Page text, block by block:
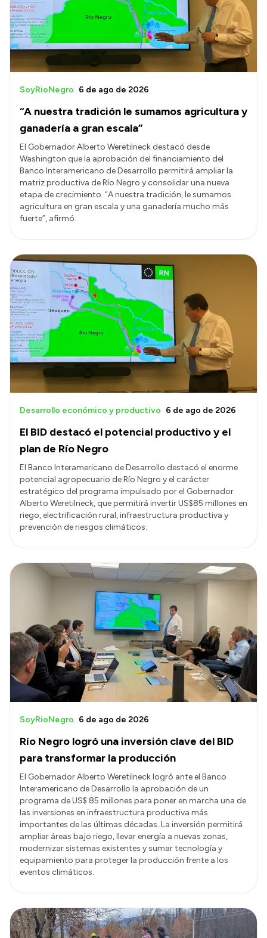
“A nuestra tradición le sumamos agricultura y
ganadería a gran escala”
SoyRioNegro 6 de ago de 2026
El Gobernador Alberto Weretilneck destacó desde
Washington que la aprobación del financiamiento del
Banco Interamericano de Desarrollo permitirá ampliar la
matriz productiva de Río Negro y consolidar una nueva
etapa de crecimiento. “A nuestra tradición, le sumamos
agricultura en gran escala y una ganadería mucho más
fuerte”, afirmó.
El BID destacó el potencial productivo y el
plan de Río Negro
Desarrollo económico y productivo 6 de ago de 2026
El Banco Interamericano de Desarrollo destacó el enorme
potencial agropecuario de Río Negro y el carácter
estratégico del programa impulsado por el Gobernador
Alberto Weretilneck, que permitirá invertir US$85 millones en
riego, electrificación rural, infraestructura productiva y
prevención de riesgos climáticos.
Río Negro logró una inversión clave del BID
para transformar la producción
SoyRioNegro 6 de ago de 2026
El Gobernador Alberto Weretilneck logró ante el Banco
Interamericano de Desarrollo la aprobación de un
programa de US$ 85 millones para poner en marcha una de
las inversiones en infraestructura productiva más
importantes de las últimas décadas. La inversión permitirá
ampliar áreas bajo riego, llevar energía a nuevas zonas,
modernizar sistemas existentes y sumar tecnología y
equipamiento para proteger la producción frente a los
eventos climáticos.